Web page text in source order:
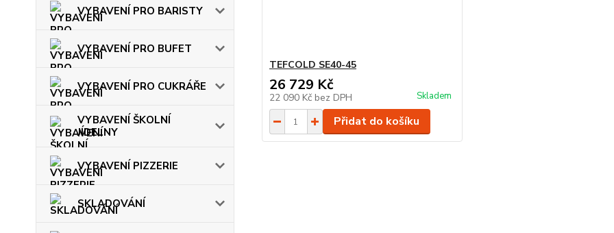
VYBAVENÍ PRO BARISTY
VYBAVENÍ PRO BUFET
VYBAVENÍ PRO CUKRÁŘE
VYBAVENÍ ŠKOLNÍ
JÍDELNY
VYBAVENÍ PIZZERIE
SKLADOVÁNÍ
TEFCOLD SE40-45
26 729 Kč
22 090 Kč bez DPH Skladem
Přidat do košíku